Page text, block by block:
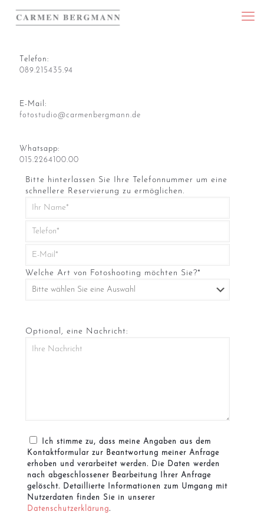
Telefon:
089.215435.94
E-Mail:
fotostudio@carmenbergmann.de
Whatsapp:
015.2264100.00
Bitte hinterlassen Sie Ihre Telefonnummer um eine
schnellere Reservierung zu ermöglichen.
Welche Art von Fotoshooting möchten Sie?*
Optional, eine Nachricht:
Ich stimme zu, dass meine Angaben aus dem
Kontaktformular zur Beantwortung meiner Anfrage
erhoben und verarbeitet werden. Die Daten werden
nach abgeschlossener Bearbeitung Ihrer Anfrage
gelöscht. Detaillierte Informationen zum Umgang mit
Nutzerdaten finden Sie in unserer
Datenschutzerklärung.